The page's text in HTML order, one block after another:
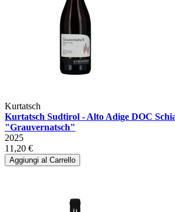
Kurtatsch
Kurtatsch Sudtirol - Alto Adige DOC
"Grauvernatsch"
2025
11,20 €
Aggiungi al Carrello